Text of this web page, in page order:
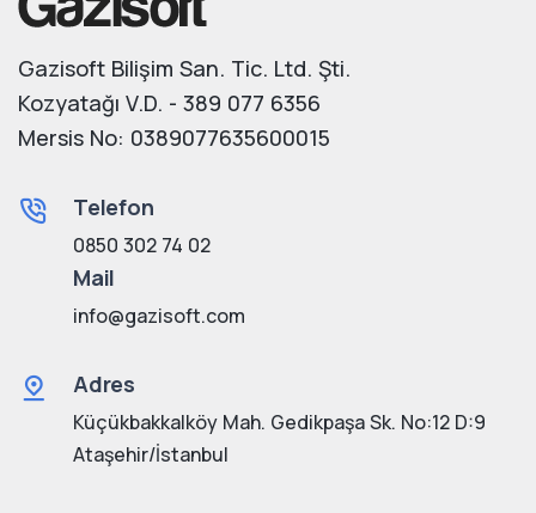
Gazisoft Bilişim San. Tic. Ltd. Şti.
Kozyatağı V.D. - 389 077 6356
Mersis No: 0389077635600015
Telefon
0850 302 74 02
Mail
info@gazisoft.com
Adres
Küçükbakkalköy Mah. Gedikpaşa Sk. No:12 D:9
Ataşehir/İstanbul